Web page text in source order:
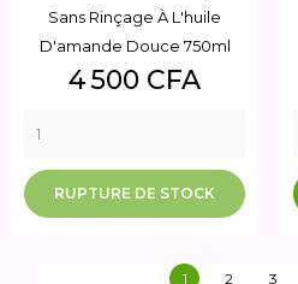
Sans Rinçage À L'huile
D'amande Douce 750ml
Prix
4 500 CFA
RUPTURE DE STOCK
1 2 3